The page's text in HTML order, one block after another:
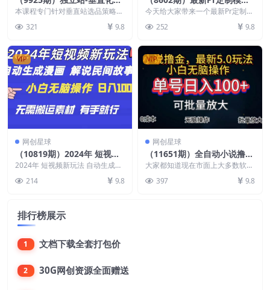
品训练营，打造产品壁垒，提
升网站利润（3节直播课）
本课程专门针对垂直站选品策略快
课程大纲 01垂直...
321 9.8
搬运技术，中视频100%通
过，几分钟一条视频，轻松月
入1W＋
今天给大家带来一个最新Pr定制模
重模版一键替换素材...
252 9.8
VIP
网创星球
（10819期）2024年 短视频
新玩法 自动生成漫画 民间故
事 电影解说 无需搬运日入10
00+
2024年 短视频新玩法 自动生成漫
需搬运日入...
214 9.8
VIP
网创星球
（11651期）全自动小说撸
金，单号日入100+小白轻松
大家都知道现在市面上大多数软件
广告，通过广告曝光赚...
397 9.8
排行榜展示
1 文档下载全套打包价
2 30G网创资源全面赠送